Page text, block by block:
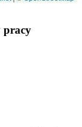
pracy